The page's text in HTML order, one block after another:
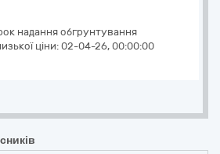
надання обгрунтування
ціни: 02-04-26, 00:00:00